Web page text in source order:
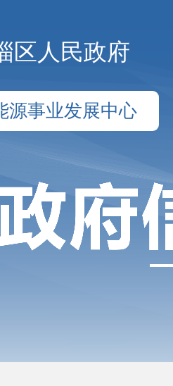
区人民政府
源事业发展中心